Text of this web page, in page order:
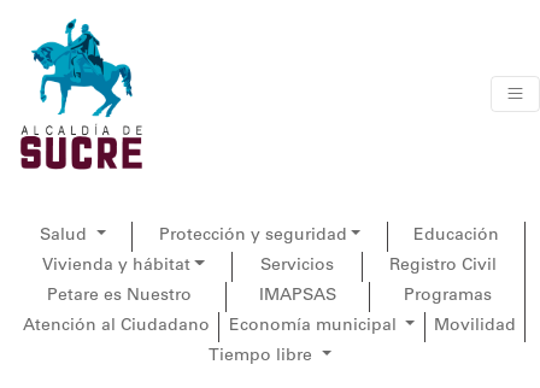
Salud Protección y seguridad
Educación
Vivienda y hábitat
Servicios
Registro Civil
Petare es Nuestro
IMAPSAS
Programas
Atención al Ciudadano
Economía municipal
Movilidad
Tiempo libre